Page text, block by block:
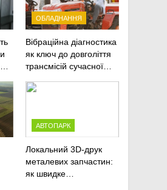
ОБЛАДНАННЯ
Вібраційна діагностика
як ключ до довголіття
трансмісій сучасної
АВТОПАРК
Локальний 3D-друк
металевих запчастин:
як швидке